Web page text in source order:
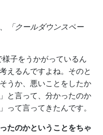
「クールダウンスペー
様子をうかがっているん
えるんですよね。そのと
うか、悪いことをしたか
と言って、分かったのか
って言ってきたんです。
たのかということをちゃ